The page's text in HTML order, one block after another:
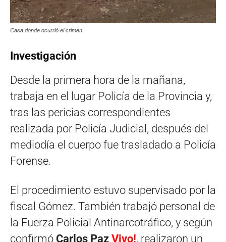
Casa donde ocurrió el crimen.
Investigación
Desde la primera hora de la mañana,
trabaja en el lugar Policía de la Provincia y,
tras las pericias correspondientes
realizada por Policía Judicial, después del
mediodía el cuerpo fue trasladado a Policía
Forense.
El procedimiento estuvo supervisado por la
fiscal Gómez. También trabajó personal de
la Fuerza Policial Antinarcotráfico, y según
confirmó Carlos Paz Vivo!, realizaron un